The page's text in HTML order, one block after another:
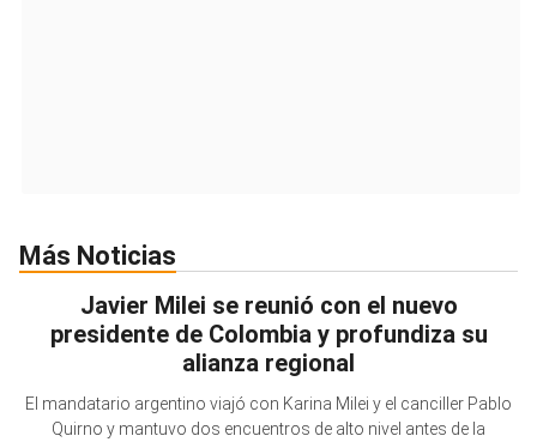
Más Noticias
Javier Milei se reunió con el nuevo
presidente de Colombia y profundiza su
alianza regional
El mandatario argentino viajó con Karina Milei y el canciller Pablo
Quirno y mantuvo dos encuentros de alto nivel antes de la